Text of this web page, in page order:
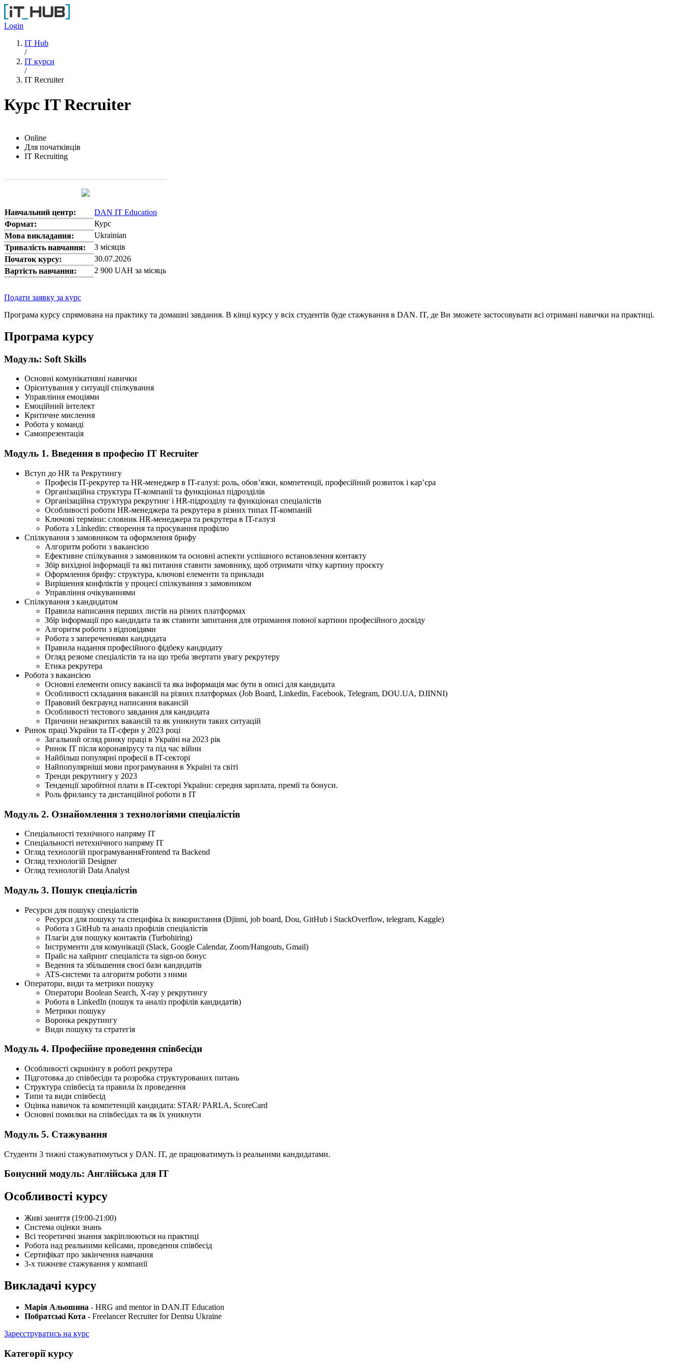
Перейти до основного вмісту
Login
IT Hub
/
IT курси
/
IT Recruiter
Курс IT Recruiter
Online
Для початківців
IT Recruiting
Навчальний центр:
DAN IT Education
Формат:
Курс
Мова викладання:
Ukrainian
Тривалість навчання:
3 місяців
Початок курсу:
30.07.2026
Вартість навчання:
2 900 UAH за місяць
Подати заявку за курс
Програма курсу спрямована на практику та домашні завдання. В кінці курсу у всіх студентів буде стажування в DAN. IT, де Ви зможете застосовувати всі отримані навички на практиці.
Програма курсу
Модуль: Soft Skills
Основні комунікативні навички
Орієнтування у ситуації спілкування
Управління емоціями
Емоційний інтелект
Критичне мислення
Робота у команді
Самопрезентація
Модуль 1. Введення в професію IT Recruiter
Вступ до HR та Рекрутингу
Професія IT-рекрутер та HR-менеджер в IT-галузі: роль, обов’язки, компетенції, професійний розвиток і кар’єра
Організаційна структура IT-компанії та функціонал підрозділів
Організаційна структура рекрутинг і HR-підрозділу та функціонал спеціалістів
Особливості роботи HR-менеджера та рекрутера в різних типах IT-компаній
Ключові терміни: словник HR-менеджера та рекрутера в IT-галузі
Робота з Linkedin: створення та просування профілю
Спілкування з замовником та оформлення брифу
Алгоритм роботи з вакансією
Ефективне спілкування з замовником та основні аспекти успішного встановлення контакту
Збір вихідної інформації та які питання ставити замовнику, щоб отримати чітку картину проєкту
Оформлення брифу: структура, ключові елементи та приклади
Вирішення конфліктів у процесі спілкування з замовником
Управління очікуваннями
Спілкування з кандидатом
Правила написання перших листів на різних платформах
Збір інформації про кандидата та як ставити запитання для отримання повної картини професійного досвіду
Алгоритм роботи з відповідями
Робота з запереченнями кандидата
Правила надання професійного фідбеку кандидату
Огляд резюме спеціалістів та на що треба звертати увагу рекрутеру
Етика рекрутера
Робота з вакансією
Основні елементи опису вакансії та яка інформація має бути в описі для кандидата
Особливості складання вакансій на різних платформах (Job Board, Linkedin, Facebook, Telegram, DOU.UA, DJINNI)
Правовий бекграунд написання вакансій
Особливості тестового завдання для кандидата
Причини незакритих вакансій та як уникнути таких ситуацій
Ринок праці України та IT-сфери у 2023 році
Загальний огляд ринку праці в Україні на 2023 рік
Ринок IT після коронавірусу та під час війни
Найбільш популярні професії в IT-секторі
Найпопулярніші мови програмування в Україні та світі
Тренди рекрутингу у 2023
Тенденції заробітної плати в IT-секторі України: середня зарплата, премії та бонуси.
Роль фрилансу та дистанційної роботи в IT
Модуль 2. Ознайомлення з технологіями спеціалістів
Спеціальності технічного напряму IT
Спеціальності нетехнічного напряму IT
Огляд технологій програмуванняFrontend та Backend
Огляд технологій Designer
Огляд технологій Data Analyst
Модуль 3. Пошук спеціалістів
Ресурси для пошуку спеціалістів
Ресурси для пошуку та специфіка їх використання (Djinni, job board, Dou, GitHub і StackOverflow, telegram, Kaggle)
Робота з GitHub та аналіз профілів спеціалістів
Плагін для пошуку контактів (Turbohiring)
Інструменти для комунікації (Slack, Google Calendar, Zoom/Hangouts, Gmail)
Прайс на хайринг спеціаліста та sign-on бонус
Ведення та збільшення своєї бази кандидатів
ATS-системи та алгоритм роботи з ними
Оператори, види та метрики пошуку
Оператори Boolean Search, X-ray у рекрутингу
Робота в LinkedIn (пошук та аналіз профілів кандидатів)
Метрики пошуку
Воронка рекрутингу
Види пошуку та стратегія
Модуль 4. Професійне проведення співбесіди
Особливості скринінгу в роботі рекрутера
Підготовка до співбесіди та розробка структурованих питань
Структура співбесід та правила їх проведення
Типи та види співбесід
Оцінка навичок та компетенцій кандидата: STAR/ PARLA, ScoreCard
Основні помилки на співбесідах та як їх уникнути
Модуль 5. Стажування
Студенти 3 тижні стажуватимуться у DAN. IT, де працюватимуть із реальними кандидатами.
Бонусний модуль: Англійська для ІТ
Особливості курсу
Живі заняття (19:00-21:00)
Система оцінки знань
Всі теоретичні знання закріплюються на практиці
Робота над реальними кейсами, проведення співбесід
Сертифікат про закінчення навчання
3-х тижневе стажування у компанії
Викладачі курсу
Марія Альошина - HRG and mentor in DAN.IT Education
Побратські Кота - Freelancer Recruiter for Dentsu Ukraine
Зареєструватись на курс
Категорії курсу